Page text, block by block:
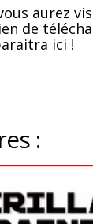
aurez
de
ici !
: